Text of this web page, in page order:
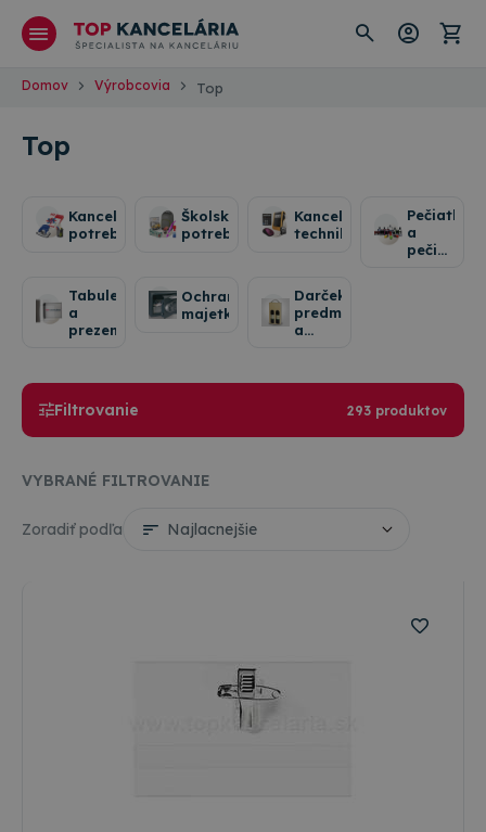
Domov Výrobcovia Top
Top
Kancelárske
potreby
Školské
potreby
Kancelárska
technika
Pečiatky
a
Tabule
a
prezentácia
Ochrana
majetku
Darčekové
predmety
a
VYBRANÉ FILTROVANIE
Filtrovanie 293 produktov
Zoradiť podľa